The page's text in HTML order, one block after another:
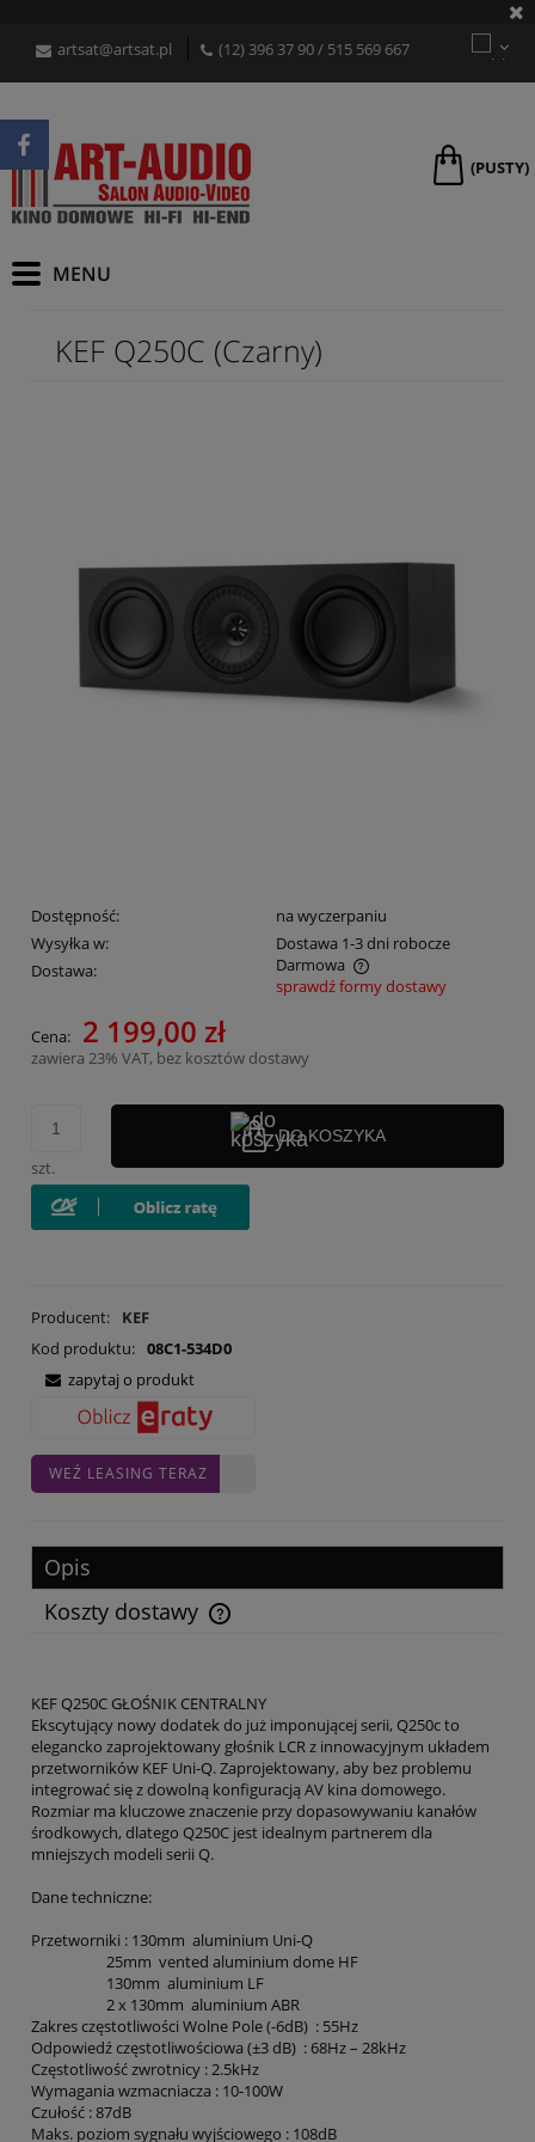
artsat@artsat.pl (12) 396 37 90/ 515 569 667
(PUSTY)
KEF Q250C (Czarny)
Dostępność:
na wyczerpaniu
Wysyłka w:
Dostawa 1-3 dni robocze
Dostawa:
Darmowa
Cena nie zawiera ewentualnych kosztów płatności
sprawdź formy dostawy
Cena: 2 199,00 zł
zawiera 23% VAT, bez kosztów dostawy
szt.
DO KOSZYKA
Producent:
KEF
Kod produktu: 08C1-534D0
zapytaj o produkt
WEŹ LEASING TERAZ
Opis
Koszty dostawy
Cena nie zawiera ewentualnych kosztów płatności
KEF Q250C GŁOŚNIK CENTRALNY
Ekscytujący nowy dodatek do już imponującej serii, Q250c to
elegancko zaprojektowany głośnik LCR z innowacyjnym układem
przetworników KEF Uni-Q. Zaprojektowany, aby bez problemu
integrować się z dowolną konfiguracją AV kina domowego.
Rozmiar ma kluczowe znaczenie przy dopasowywaniu kanałów
środkowych, dlatego Q250C jest idealnym partnerem dla
mniejszych modeli serii Q.
Dane techniczne:
Przetworniki : 130mm aluminium Uni-Q
25mm vented aluminium dome HF
130mm aluminium LF
2 x 130mm aluminium ABR
Zakres częstotliwości Wolne Pole (-6dB) : 55Hz
Odpowiedź częstotliwościowa (±3 dB) : 68Hz – 28kHz
Częstotliwość zwrotnicy : 2.5kHz
Wymagania wzmacniacza : 10-100W
Czułość : 87dB
Maks. poziom sygnału wyjściowego : 108dB